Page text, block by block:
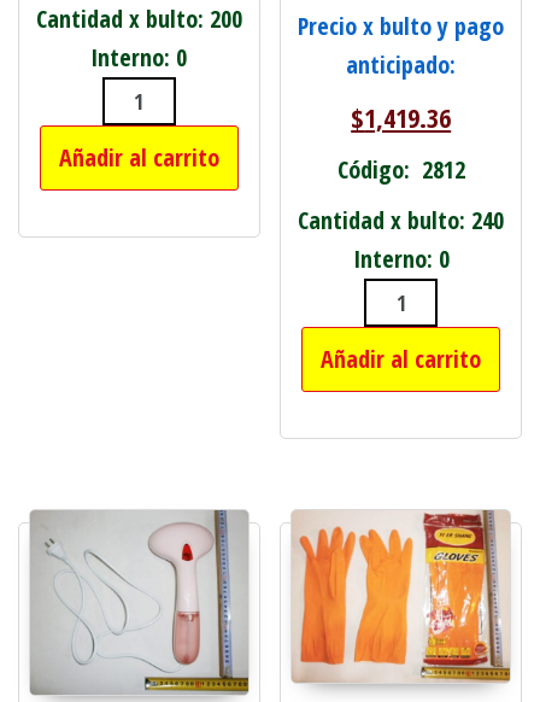
Cantidad x bulto: 200
Interno: 0
BROCHE MADERA X 24 BROCHES
Añadir al carrito
Precio x bulto y pago
anticipado:
$1,419.36
Código: 2812
Cantidad x bulto: 240
Interno: 0
PICO P/
Añadir al carrito